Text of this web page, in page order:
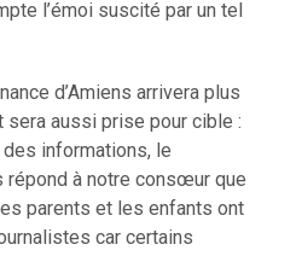
l’émoi suscité par un tel
d’Amiens arrivera plus
sera aussi prise pour cible :
informations, le
répond à notre consœur que
parents et les enfants ont
car certains